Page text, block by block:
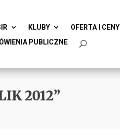
KLUBY OFERTA I CENY
PUBLICZNE
2012”